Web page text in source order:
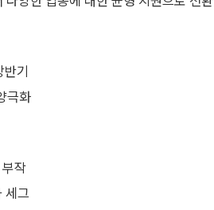
기
극화
작
세그